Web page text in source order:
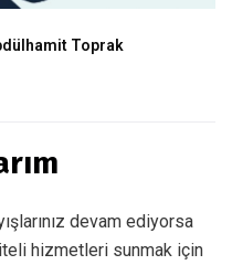
Toprak
devam ediyorsa
hizmetleri sunmak için